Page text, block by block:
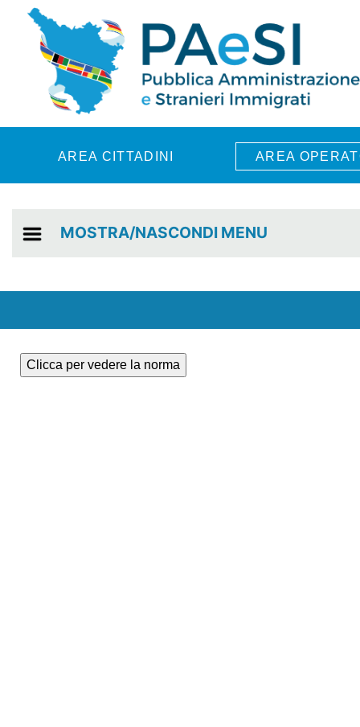
Skip to main content
AREA CITTADINI AREA
MOSTRA/NASCONDI MENU
Clicca per vedere la norma